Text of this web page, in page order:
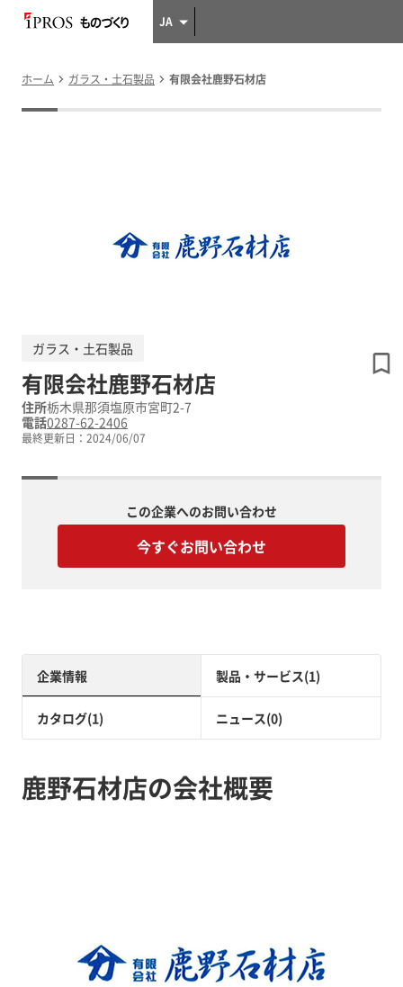
JA
ホーム ガラス・土石製品 有限会社鹿野石材店
ガラス・土石製品
有限会社鹿野石材店
住所栃木県那須塩原市宮町2-7
電話0287-62-2406
最終更新日： 2024/06/07
この企業へのお問い合わせ
今すぐお問い合わせ
企業情報 製品・サービス(1)
カタログ(1) ニュース(0)
鹿野石材店の会社概要